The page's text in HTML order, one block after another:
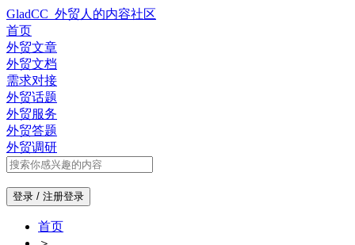
GladCC_外贸人的内容社区
首页
外贸文章
外贸文档
需求对接
外贸话题
外贸服务
外贸答题
外贸调研
登录 / 注册登录
首页